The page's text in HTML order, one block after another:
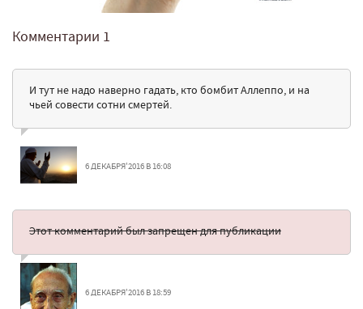
Комментарии 1
И тут не надо наверно гадать, кто бомбит Аллеппо, и на
чьей совести сотни смертей.
6 ДЕКАБРЯ'2016 В 16:08
Этот комментарий был запрещен для публикации
6 ДЕКАБРЯ'2016 В 18:59